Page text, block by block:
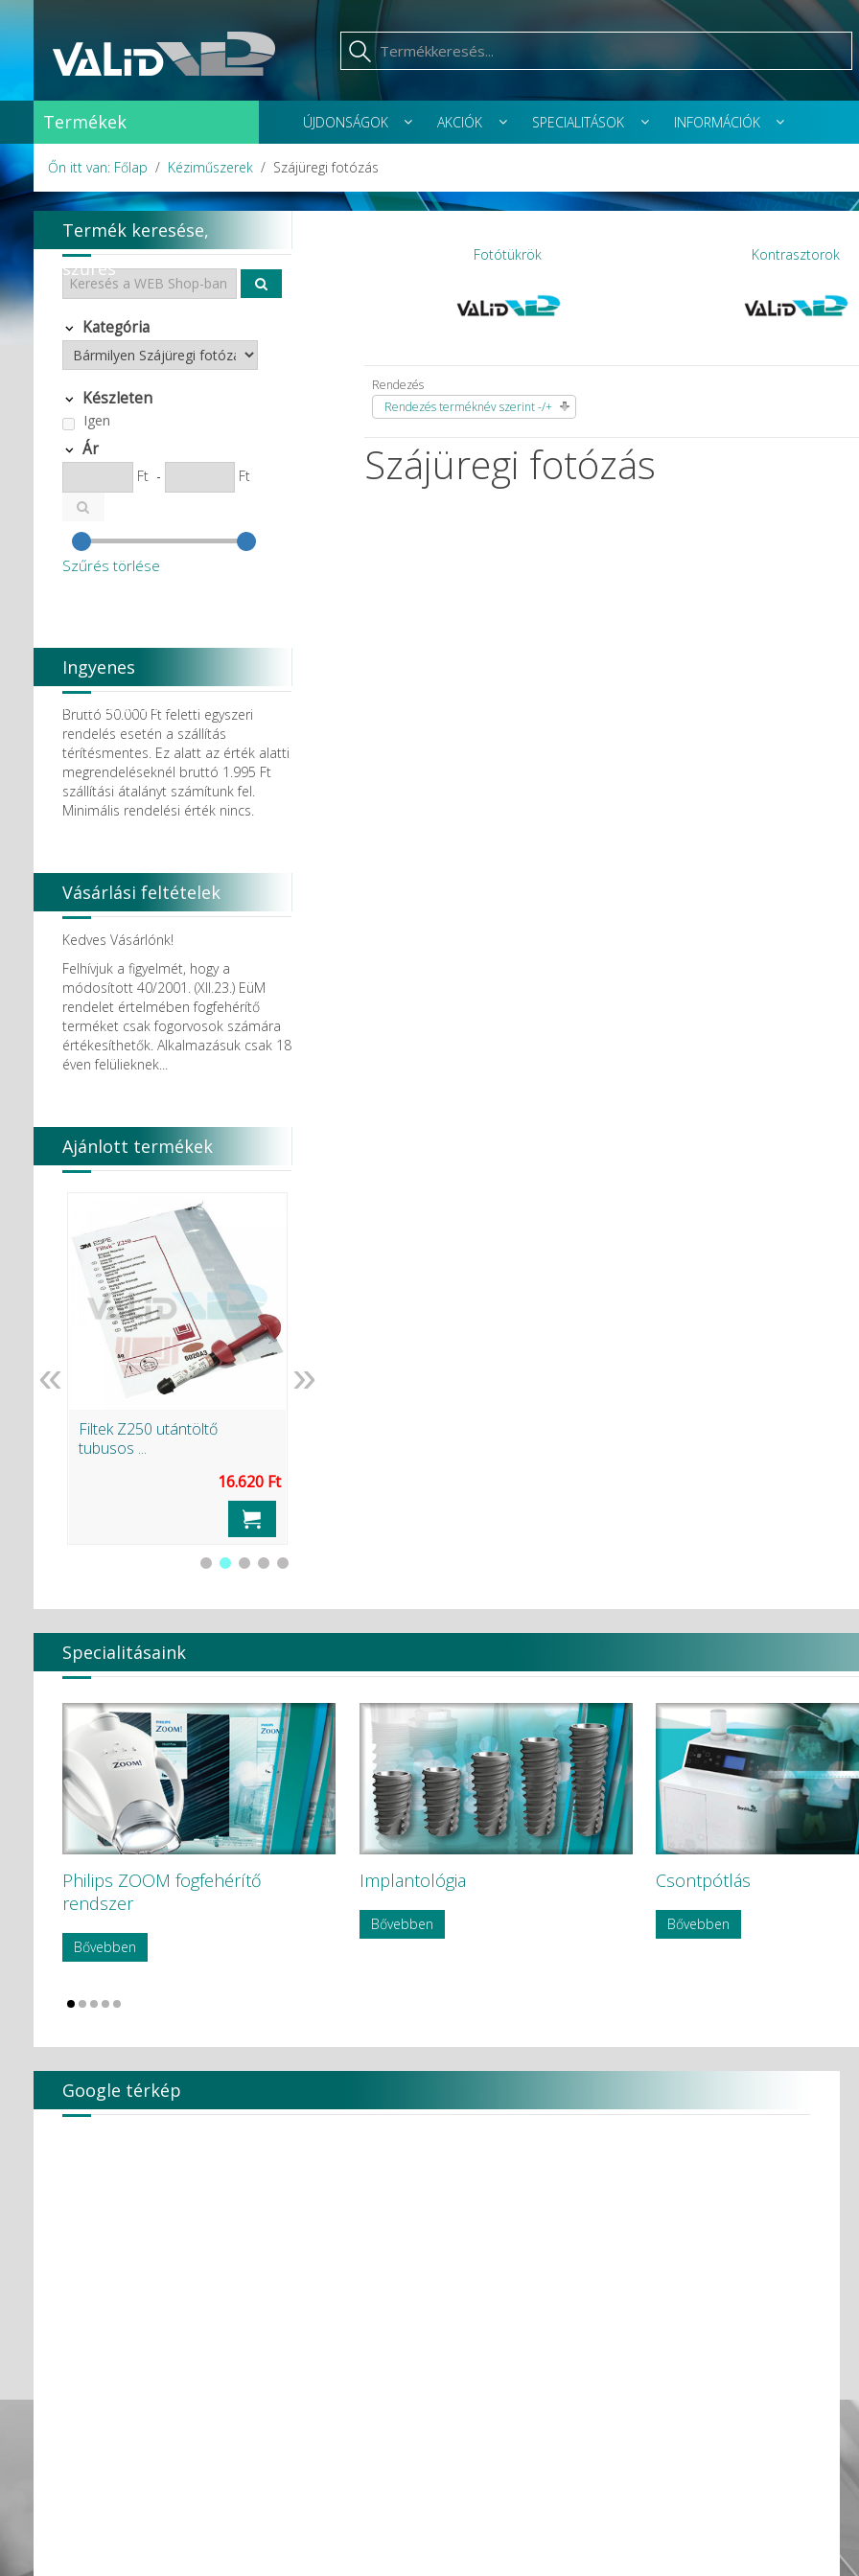
Termékek ÚJDONSÁGOK AKCIÓK SPECIALITÁSOK INFORMÁCIÓK
Őn itt van: Főlap Kéziműszerek Szájüregi fotózás
Fotótükrök Kontrasztorok
Rendezés
Rendezés terméknév szerint -/+
Szájüregi fotózás
Termék keresése,
szűrés
Kategória
Készleten
Igen
Ár
Ft - Ft
Szűrés törlése
Ingyenes
házhozszállítás
Bruttó 50.000 Ft feletti egyszeri
rendelés esetén a szállítás
térítésmentes. Ez alatt az érték alatti
megrendeléseknél bruttó 1.995 Ft
szállítási átalányt számítunk fel.
Minimális rendelési érték nincs.
Vásárlási feltételek
Kedves Vásárlónk!
Felhívjuk a figyelmét, hogy a
módosított 40/2001. (XII.23.) EüM
rendelet értelmében fogfehérítő
terméket csak fogorvosok számára
értékesíthetők. Alkalmazásuk csak 18
éven felülieknek...
Ajánlott termékek
Filtek Z250 utántöltő
tubusos ...
16.620 Ft
« »
Specialitásaink
Philips ZOOM fogfehérítő
rendszer
Bővebben
Implantológia
Bővebben
Csontpótlás
Bővebben
Google térkép